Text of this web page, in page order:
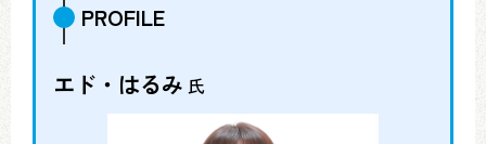
PROFILE
エド・はるみ 氏